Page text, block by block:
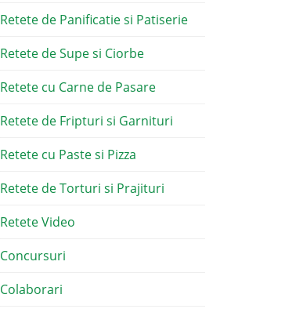
Retete de Panificatie si Patiserie
Retete de Supe si Ciorbe
Retete cu Carne de Pasare
Retete de Fripturi si Garnituri
Retete cu Paste si Pizza
Retete de Torturi si Prajituri
Retete Video
Concursuri
Colaborari